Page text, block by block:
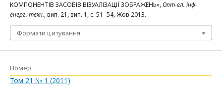
КОМПОНЕНТІВ ЗАСОБІВ ВІЗУАЛІЗАЦІЇ ЗОБРАЖЕНЬ»,Опт-ел. інф-
енерг. техн., вип. 21, вип. 1, с. 51–54, Жов 2013.
Формати цитування
Номер
Том 21 № 1 (2011)